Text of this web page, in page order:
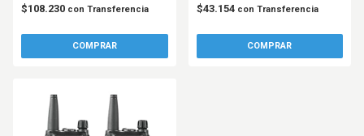
$108.230 con Transferencia $43.154 con Transferencia